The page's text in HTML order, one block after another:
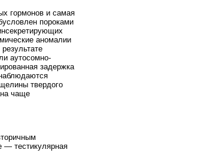
гормонов и самая
пороками
аномалии
аутосомно-
задержка
твердого
чаще
— тестикулярная